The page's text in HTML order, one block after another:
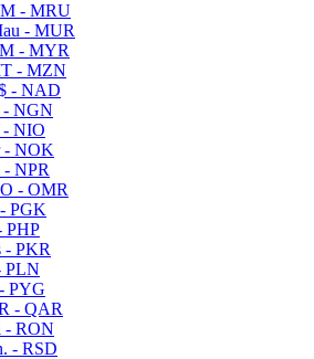
- MRU
- MUR
- MYR
- MZN
- NAD
- NGN
- NIO
- NOK
- NPR
- OMR
- PGK
PHP
- PKR
- PYG
- QAR
- RON
- RSD